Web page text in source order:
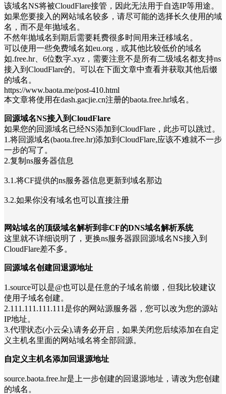
该域名NS将被CloudFlare接管，因此无法用于自选IP等用途。
如果您要接入的网站域名较多，请尽可能的选择长久使用的域
名，而不是年抛域名。
不然年抛域名到期后需要耗费很多时间用来迁移域名。
可以使用一些免费域名如eu.org，或其他比较低价的域名
如.free.hr、6位数字.xyz，需要注意不是所有二级域名都支持ns
接入到CloudFlare的。可以在下面文章中查看并获取其他后缀
的域名。
https://www.baota.me/post-410.html
本文章将使用在dash.gacjie.cn注册的baota.free.hr域名。
回源域名NS接入到CloudFlare
如果您的回源域名已经NS添加到CloudFlare，此步可以跳过。
1.将回源域名(baota.free.hr)添加到CloudFlare,应该不难就不一步
一步的写了。
2.复制ns服务器信息
3.1.将CF提供的ns服务器信息更新到域名那边
3.2.如果你没有域名也可以直接注册
网站域名的顶级域名解析到非CF的DNS域名解析系统
这里就不详细说明了，更换ns服务器跟回源域名NS接入到
CloudFlare差不多。
回源域名创建回退源地址
1.source可以是@也可以是任意的子域名前缀，但我比较建议
使用子域名创建。
2.111.111.111.111是你的网站源服务器，您可以改为您的源站
IP地址。
3.代理状态(小云朵),请务必开启，如果关闭您后续添加在自定
义主机名里面的网站域名将全部回源。
自定义主机名添加回退源地址
source.baota.free.hr是上一步创建的回退源地址，请改为您创建
的域名。